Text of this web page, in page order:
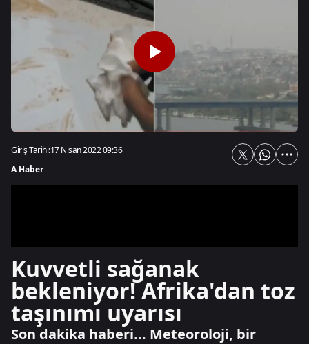
Giriş Tarihi:17 Nisan 2022 09:36
A Haber
Kuvvetli sağanak
bekleniyor! Afrika'dan toz
taşınımı uyarısı
Son dakika haberi... Meteoroloji, bir